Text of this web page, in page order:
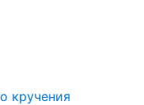
кручения